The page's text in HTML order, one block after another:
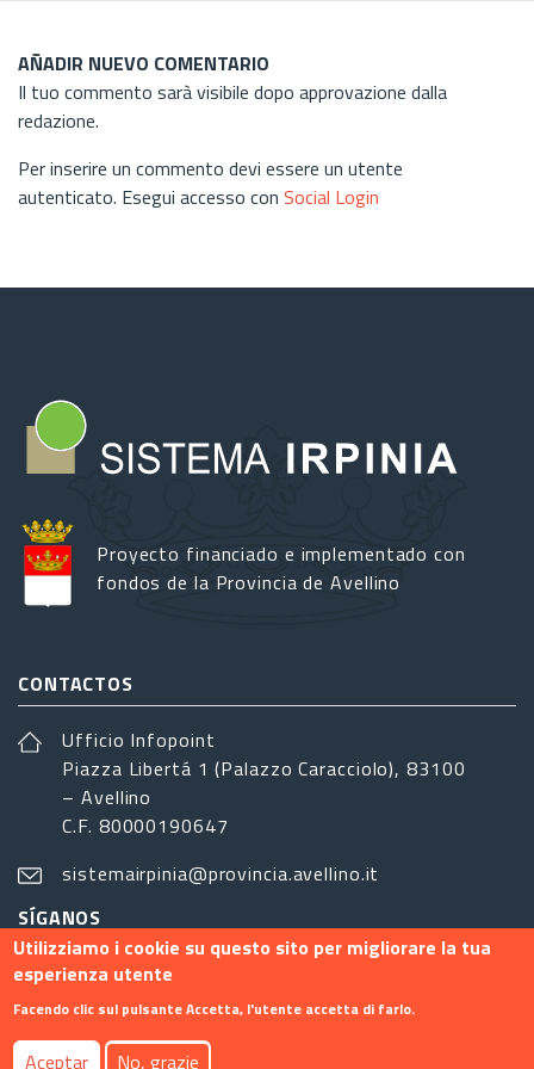
AÑADIR NUEVO COMENTARIO
Il tuo commento sarà visibile dopo approvazione dalla
redazione.
Per inserire un commento devi essere un utente
autenticato. Esegui accesso con Social Login
Proyecto financiado e implementado con
fondos de la Provincia de Avellino
CONTACTOS
Ufficio Infopoint
Piazza Libertá 1 (Palazzo Caracciolo), 83100
– Avellino
C.F. 80000190647
sistemairpinia@provincia.avellino.it
SÍGANOS
Utilizziamo i cookie su questo sito per migliorare la tua
esperienza utente
Facendo clic sul pulsante Accetta, l'utente accetta di farlo.
Aceptar No, grazie